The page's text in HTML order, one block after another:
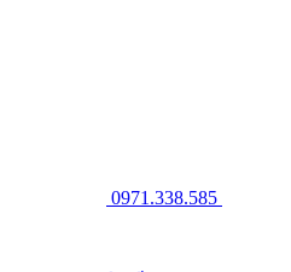
0971.338.585